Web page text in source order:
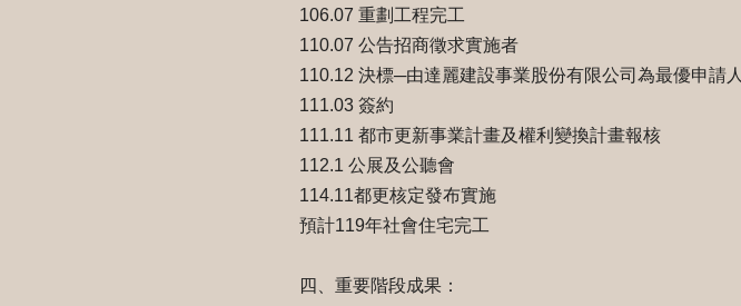
106.07 重劃工程完工
110.07 公告招商徵求實施者
110.12 決標─由達麗建設事業股份有限公司為最優申請人
111.03 簽約
111.11 都市更新事業計畫及權利變換計畫報核
112.1 公展及公聽會
114.11都更核定發布實施
預計119年社會住宅完工
四、重要階段成果：